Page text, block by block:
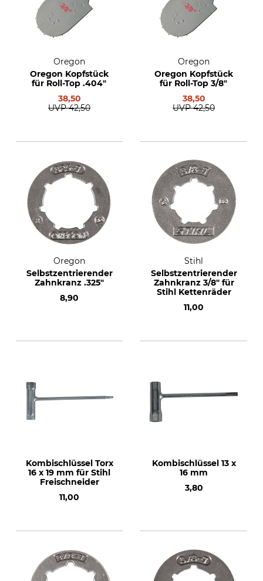
Oregon
Oregon Kopfstück
für Roll-Top .404"
38,50
UVP 42,50
Oregon
Oregon Kopfstück
für Roll-Top 3/8"
38,50
UVP 42,50
Oregon
Selbstzentrierender
Zahnkranz .325"
8,90
Stihl
Selbstzentrierender
Zahnkranz 3/8" für
Stihl Kettenräder
11,00
Kombischlüssel Torx
16 x 19 mm für Stihl
Freischneider
11,00
Kombischlüssel 13 x
16 mm
3,80